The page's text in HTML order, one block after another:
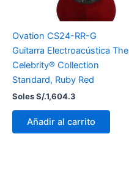
Ovation CS24-RR-G
Guitarra Electroacústica The
Celebrity® Collection
Standard, Ruby Red
Soles S/.1,604.3
Añadir al carrito